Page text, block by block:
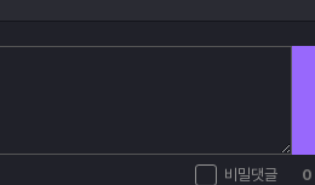
비밀댓글 0